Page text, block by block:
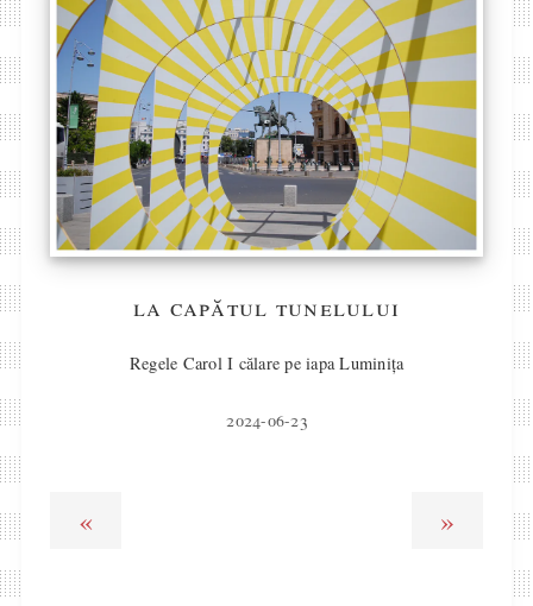
la capătul tunelului
Regele Carol I călare pe iapa Luminița
2024-06-23
« »